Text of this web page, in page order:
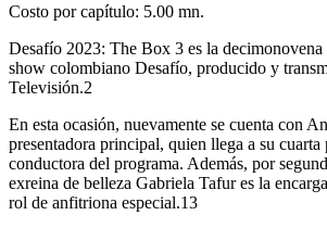
Costo por capítulo: 5.00 mn.
Desafío 2023: The Box 3 es la
show colombiano Desafío, producido y
Televisión.2​
En esta ocasión, nuevamente se cuenta con
presentadora principal, quien llega a su
conductora del programa. Además, por
exreina de belleza Gabriela Tafur es la
rol de anfitriona especial.1​3​